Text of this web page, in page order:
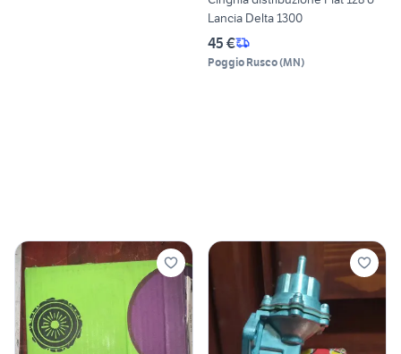
Lancia Delta 1300
45 €
Poggio Rusco(MN)